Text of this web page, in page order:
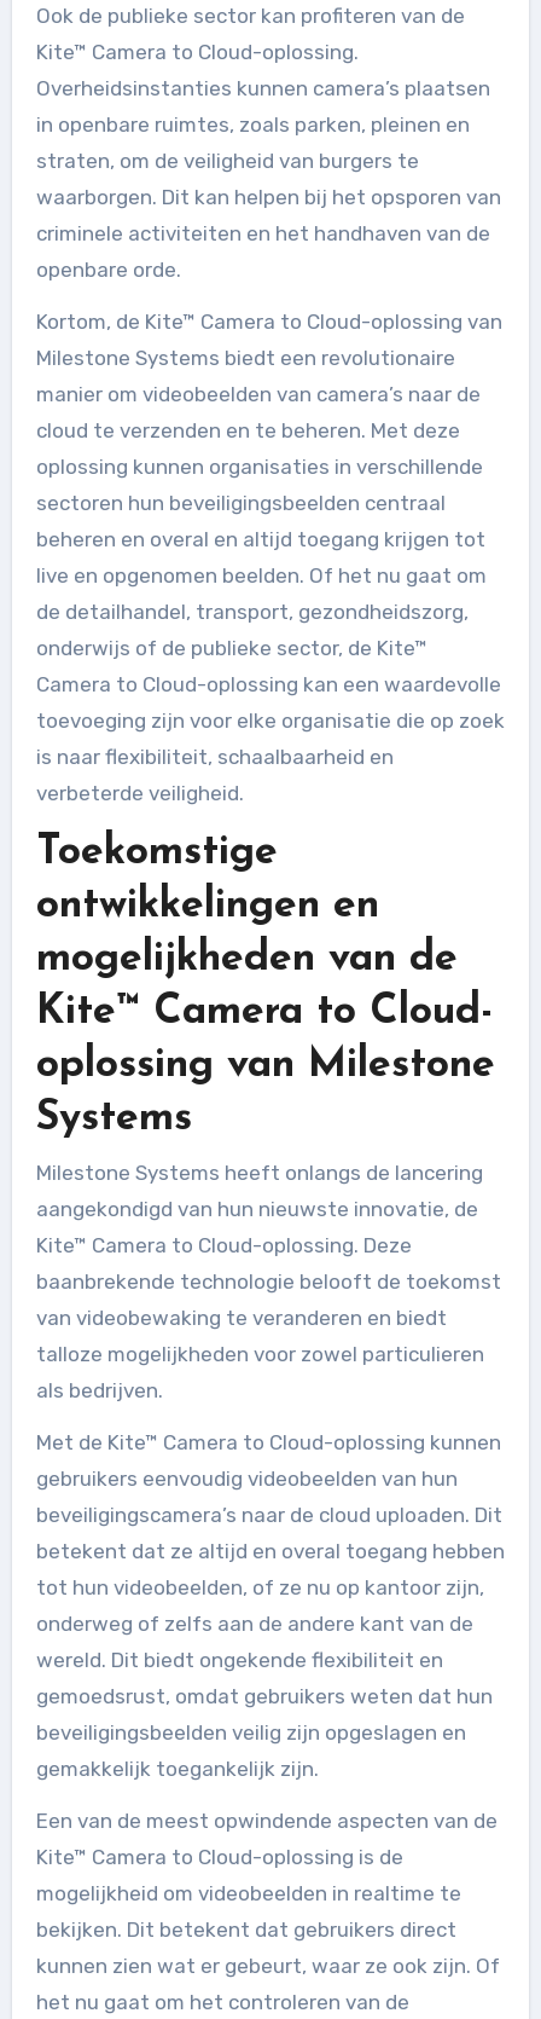
Ook de publieke sector kan profiteren van de
Kite™ Camera to Cloud-oplossing.
Overheidsinstanties kunnen camera’s plaatsen
in openbare ruimtes, zoals parken, pleinen en
straten, om de veiligheid van burgers te
waarborgen. Dit kan helpen bij het opsporen van
criminele activiteiten en het handhaven van de
openbare orde.
Kortom, de Kite™ Camera to Cloud-oplossing van
Milestone Systems biedt een revolutionaire
manier om videobeelden van camera’s naar de
cloud te verzenden en te beheren. Met deze
oplossing kunnen organisaties in verschillende
sectoren hun beveiligingsbeelden centraal
beheren en overal en altijd toegang krijgen tot
live en opgenomen beelden. Of het nu gaat om
de detailhandel, transport, gezondheidszorg,
onderwijs of de publieke sector, de Kite™
Camera to Cloud-oplossing kan een waardevolle
toevoeging zijn voor elke organisatie die op zoek
is naar flexibiliteit, schaalbaarheid en
verbeterde veiligheid.
Toekomstige
ontwikkelingen en
mogelijkheden van de
Kite™ Camera to Cloud-
oplossing van Milestone
Systems
Milestone Systems heeft onlangs de lancering
aangekondigd van hun nieuwste innovatie, de
Kite™ Camera to Cloud-oplossing. Deze
baanbrekende technologie belooft de toekomst
van videobewaking te veranderen en biedt
talloze mogelijkheden voor zowel particulieren
als bedrijven.
Met de Kite™ Camera to Cloud-oplossing kunnen
gebruikers eenvoudig videobeelden van hun
beveiligingscamera’s naar de cloud uploaden. Dit
betekent dat ze altijd en overal toegang hebben
tot hun videobeelden, of ze nu op kantoor zijn,
onderweg of zelfs aan de andere kant van de
wereld. Dit biedt ongekende flexibiliteit en
gemoedsrust, omdat gebruikers weten dat hun
beveiligingsbeelden veilig zijn opgeslagen en
gemakkelijk toegankelijk zijn.
Een van de meest opwindende aspecten van de
Kite™ Camera to Cloud-oplossing is de
mogelijkheid om videobeelden in realtime te
bekijken. Dit betekent dat gebruikers direct
kunnen zien wat er gebeurt, waar ze ook zijn. Of
het nu gaat om het controleren van de